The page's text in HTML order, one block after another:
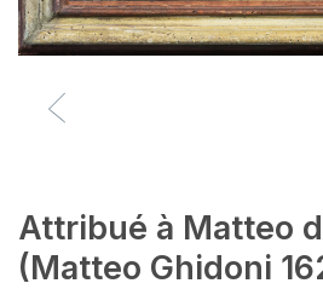
Attribué à Matteo
(Matteo Ghidoni